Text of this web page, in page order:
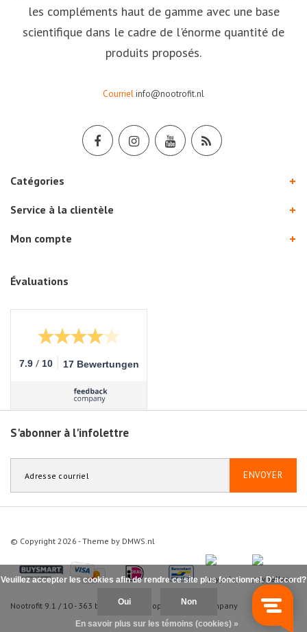
les compléments haut de gamme avec une base
scientifique dans le cadre de l'énorme quantité de
produits proposés.
Courrielinfo@nootrofit.nl
Catégories
Service à la clientèle
Mon compte
Évaluations
7.9 / 10 17 Bewertungen
S'abonner à l'infolettre
ENVOYER
© Copyright 2026 - Theme by DMWS.nl
Nootrofit 9.1 / 10 - 363 beoordelingen op Feedback Company
Veuillez accepter les cookies afin de rendre ce site plus fonctionnel. D'accord?
Oui Non
En savoir plus sur les témoins (cookies) »